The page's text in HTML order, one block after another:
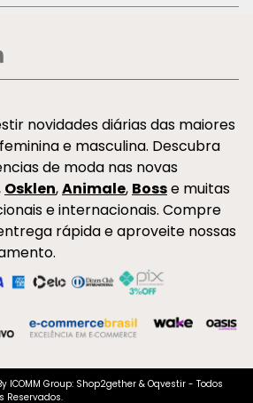
novidades diárias das maiores
e masculina. Descubra
de moda nas novas
Osklen,Animale, Bosse muitas
e internacionais. Compre
rápida e aproveite nossas
ICOMM Group: Shop2gether & Oqvestir - Todos
Reservados.